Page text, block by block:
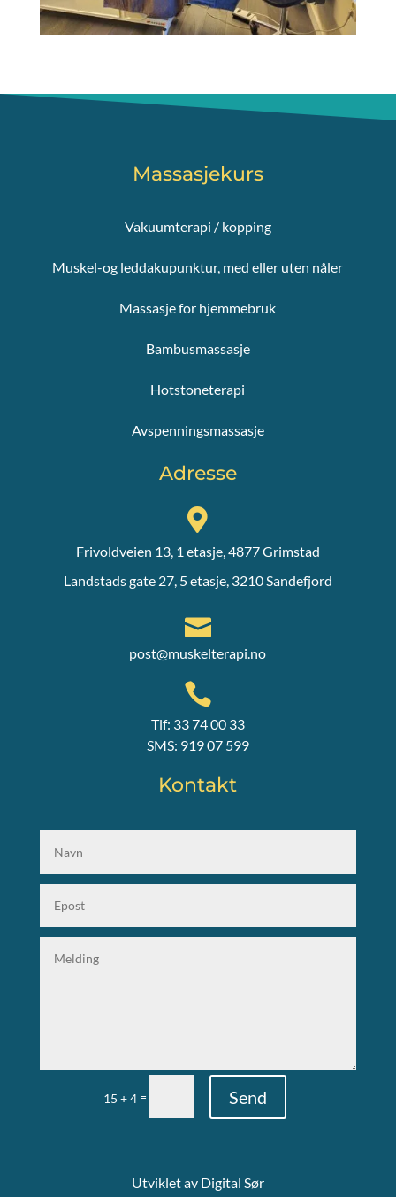
Massasjekurs
Vakuumterapi / kopping
Muskel-og leddakupunktur, med eller uten nåler
Massasje for hjemmebruk
Bambusmassasje
Hotstoneterapi
Avspenningsmassasje
Adresse

Frivoldveien 13, 1 etasje, 4877 Grimstad
Landstads gate 27, 5 etasje, 3210 Sandefjord

post@muskelterapi.no

Tlf: 33 74 00 33
SMS: 919 07 599
Kontakt
15 + 4= Send
Utviklet av Digital Sør